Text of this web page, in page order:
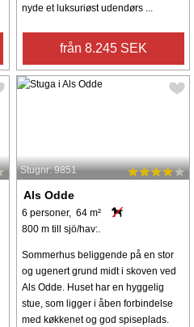
nyde et luksuriøst udendørs ...
från 8.245 SEK
Stugnr: 9851
Als Odde
6 personer, 64 m²
800 m till sjö/hav:.
Sommerhus beliggende på en stor
og ugenert grund midt i skoven ved
Als Odde. Huset har en hyggelig
stue, som ligger i åben forbindelse
med køkkenet og god spiseplads.